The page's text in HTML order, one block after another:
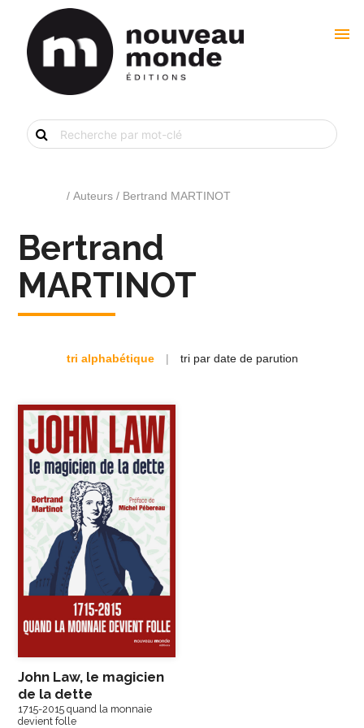
menu
Recherche
de
livre
/ Auteurs / Bertrand MARTINOT
Bertrand
MARTINOT
tri alphabétique | tri par date de parution
John Law, le magicien
de la dette
1715-2015 quand la monnaie
devient folle